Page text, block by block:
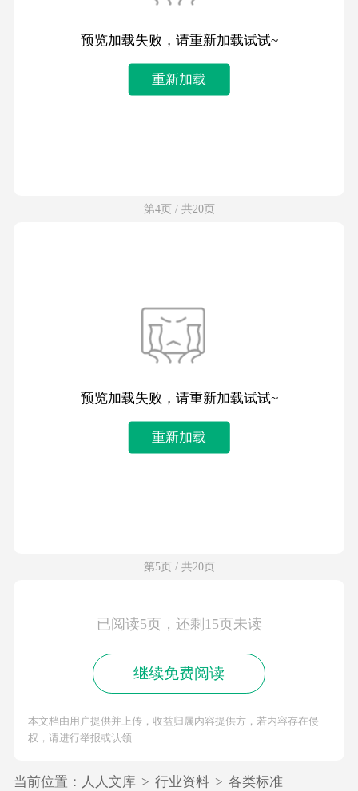
预览加载失败，请重新加载试试~
重新加载
第4页 / 共20页
预览加载失败，请重新加载试试~
重新加载
第5页 / 共20页
已阅读5页，还剩15页未读
继续免费阅读
本文档由用户提供并上传，收益归属内容提供方，若内容存在侵
权，请进行举报或认领
当前位置： 人人文库 > 行业资料 > 各类标准